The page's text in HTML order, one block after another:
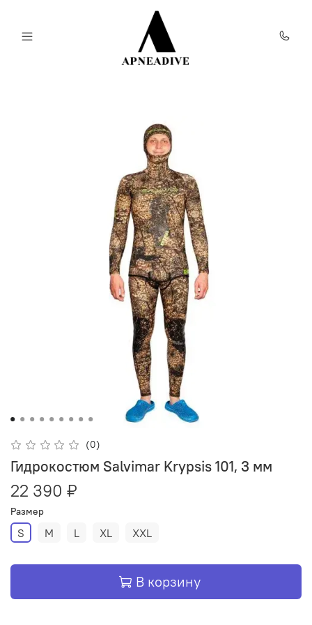
(0)
Гидрокостюм Salvimar Krypsis 101, 3 мм
22 390 ₽
Размер
S M L XL XXL
В корзину